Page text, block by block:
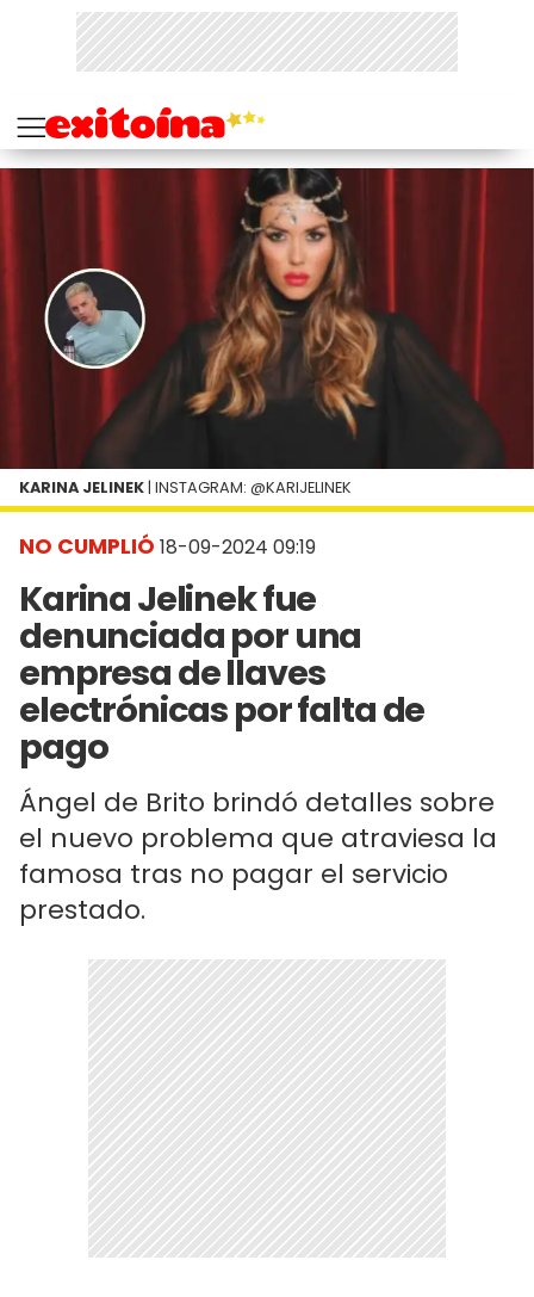
NO CUMPLIÓ 18-09-2024 09:19
Karina Jelinek fue
denunciada por una
empresa de llaves
electrónicas por falta de
pago
Ángel de Brito brindó detalles sobre
el nuevo problema que atraviesa la
famosa tras no pagar el servicio
prestado.
KARINA JELINEK | INSTAGRAM: @KARIJELINEK